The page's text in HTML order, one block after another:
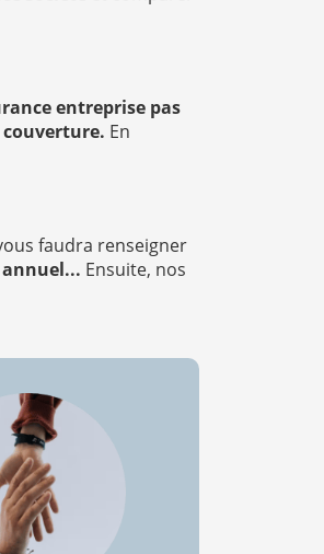
entreprise pas
En
faudra renseigner
Ensuite, nos